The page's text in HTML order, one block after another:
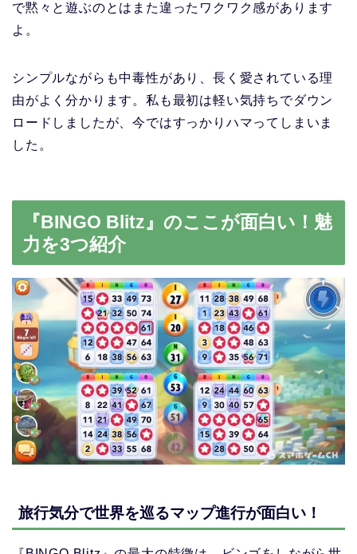
で黙々と遊ぶのとはまた違ったワクワク感があります
よ。
シンプルながらも中毒性があり、長く愛されている理
由がよく分かります。私も最初は軽い気持ちでダウン
ロードしましたが、今ではすっかりハマってしまいま
した。
『BINGO Blitz』のここが面白い！魅
力を3つ紹介
旅行気分で世界を巡るマップ進行が面白い！